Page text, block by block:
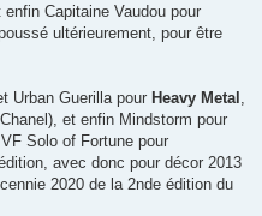
enfin Capitaine Vaudou pour
ultérieurement, pour être
Urban Guerilla pour Heavy Metal
et enfin Mindstorm pour
Solo of Fortune pour
avec donc pour décor 2013
2020 de la 2nde édition du